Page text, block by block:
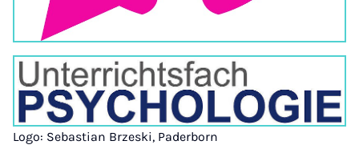
Logo: Sebastian Brzeski, Paderborn